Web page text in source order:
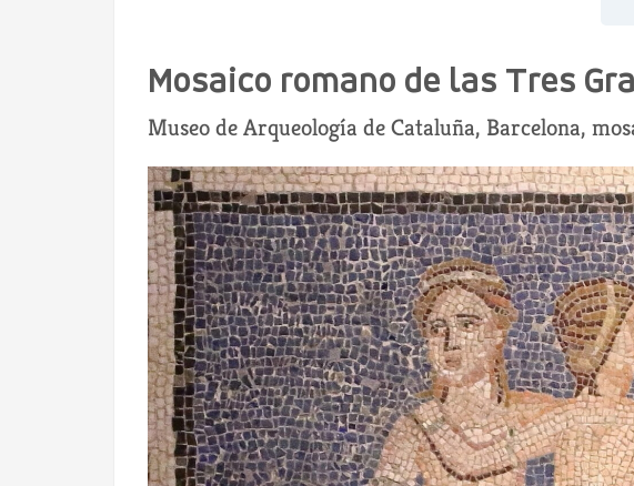
Mosaico romano de las Tres
Museo de Arqueología de Cataluña, Barcelona,